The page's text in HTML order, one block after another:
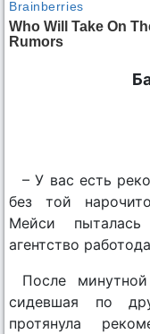
– У вас есть
без той
Мейси
агентство
После
сидевшая по
протянула